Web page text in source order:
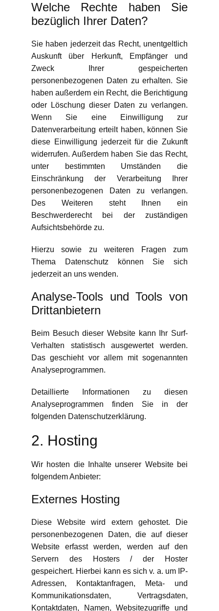
Welche Rechte haben Sie
bezüglich Ihrer Daten?
Sie haben jederzeit das Recht, unentgeltlich
Auskunft über Herkunft, Empfänger und
Zweck Ihrer gespeicherten
personenbezogenen Daten zu erhalten. Sie
haben außerdem ein Recht, die Berichtigung
oder Löschung dieser Daten zu verlangen.
Wenn Sie eine Einwilligung zur
Datenverarbeitung erteilt haben, können Sie
diese Einwilligung jederzeit für die Zukunft
widerrufen. Außerdem haben Sie das Recht,
unter bestimmten Umständen die
Einschränkung der Verarbeitung Ihrer
personenbezogenen Daten zu verlangen.
Des Weiteren steht Ihnen ein
Beschwerderecht bei der zuständigen
Aufsichtsbehörde zu.
Hierzu sowie zu weiteren Fragen zum
Thema Datenschutz können Sie sich
jederzeit an uns wenden.
Analyse-Tools und Tools von
Dritt­anbietern
Beim Besuch dieser Website kann Ihr Surf-
Verhalten statistisch ausgewertet werden.
Das geschieht vor allem mit sogenannten
Analyseprogrammen.
Detaillierte Informationen zu diesen
Analyseprogrammen finden Sie in der
folgenden Datenschutzerklärung.
2. Hosting
Wir hosten die Inhalte unserer Website bei
folgendem Anbieter:
Externes Hosting
Diese Website wird extern gehostet. Die
personenbezogenen Daten, die auf dieser
Website erfasst werden, werden auf den
Servern des Hosters / der Hoster
gespeichert. Hierbei kann es sich v. a. um IP-
Adressen, Kontaktanfragen, Meta- und
Kommunikationsdaten, Vertragsdaten,
Kontaktdaten, Namen, Websitezugriffe und